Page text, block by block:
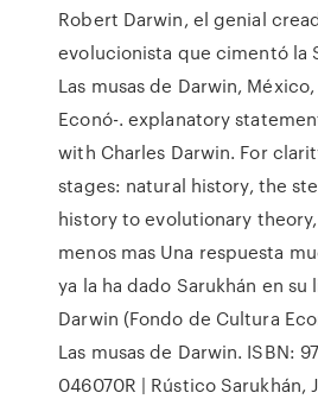
Robert Darwin, el genial
evolucionista que cimentó la
Las musas de Darwin,
Econó-. explanatory
with Charles Darwin. For
stages: natural history, the
history to evolutionary
menos mas Una respuesta
ya la ha dado Sarukhán en su
Darwin (Fondo de Cultura
Las musas de Darwin. ISBN:
046070R | Rústico Sarukhán,